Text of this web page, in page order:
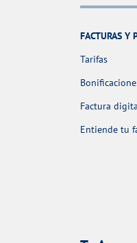
FACTURAS Y
Tarifas
Factura
Entiende tu